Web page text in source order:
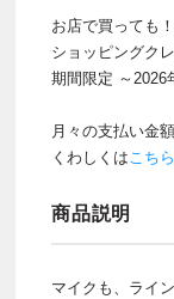
お店で買っても
ショッピングク
期間限定 ～2026
月々の支払い金
くわしくはこち
商品説明
マイクも、ライ